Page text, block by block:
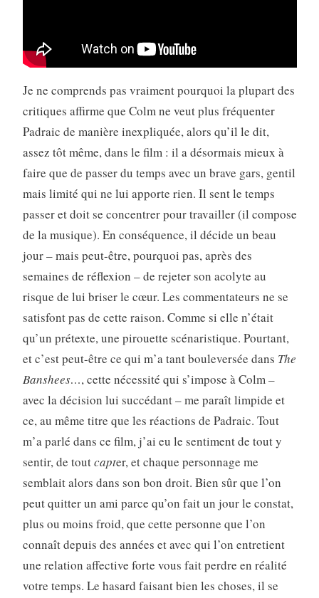
Je ne comprends pas vraiment pourquoi la plupart des
critiques affirme que Colm ne veut plus fréquenter
Padraic de manière inexpliquée, alors qu’il le dit,
assez tôt même, dans le film : il a désormais mieux à
faire que de passer du temps avec un brave gars, gentil
mais limité qui ne lui apporte rien. Il sent le temps
passer et doit se concentrer pour travailler (il compose
de la musique). En conséquence, il décide un beau
jour – mais peut-être, pourquoi pas, après des
semaines de réflexion – de rejeter son acolyte au
risque de lui briser le cœur. Les commentateurs ne se
satisfont pas de cette raison. Comme si elle n’était
qu’un prétexte, une pirouette scénaristique. Pourtant,
et c’est peut-être ce qui m’a tant bouleversée dans The
Banshees…, cette nécessité qui s’impose à Colm –
avec la décision lui succédant – me paraît limpide et
ce, au même titre que les réactions de Padraic. Tout
m’a parlé dans ce film, j’ai eu le sentiment de tout y
sentir, de toutcapter, et chaque personnage me
semblait alors dans son bon droit. Bien sûr que l’on
peut quitter un ami parce qu’on fait un jour le constat,
plus ou moins froid, que cette personne que l’on
connaît depuis des années et avec qui l’on entretient
une relation affective forte vous fait perdre en réalité
votre temps. Le hasard faisant bien les choses, il se